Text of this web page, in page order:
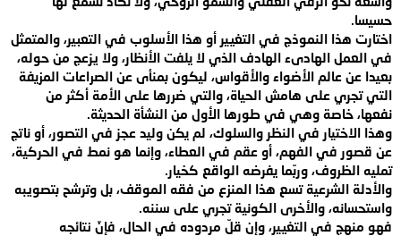
حسيسا.
اختارت هذا النموذج في التغيير أو هذا الأسلوب في التعبير، والمتمثل
في العمل الهادىء الهادف الذي لا يلفت الأنظار، ولا يزعج من حوله،
بعيدا عن عالم الأضواء والأقواس، ليكون بمنأى عن الصراعات المزيفة
التي تجري على هامش الحياة، والتي ضررها على الأمة أكثر من
نفعها، خاصة وهي في طورها الأول من النشأة الحديثة.
وهذا الاختيار في النظر والسلوك، لم يكن وليد عجز في التصور، أو ناتج
عن قصور في الفهم، أو عقم في العطاء، وإنما هو نمط في الحركية،
تمليه الظروف، وربّما يفرضه الواقع كخيار.
والأدلة الشرعية تسع هذا المنزع من فقه الموقف، بل وترشح بتصويبه
واستحسانه، والأخرى الكونية تجري على سننه.
فهو منهج في التغيير، وإن قلّ مردوده في الحال، فإنّ نتائجه